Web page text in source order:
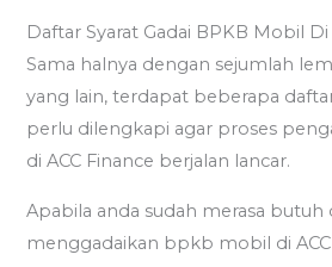
Daftar Syarat Gadai BPKB Mobil Di
Sama halnya dengan sejumlah
yang lain, terdapat beberapa
perlu dilengkapi agar proses
di ACC Finance berjalan lancar.
Apabila anda sudah merasa butuh
menggadaikan bpkb mobil di ACC